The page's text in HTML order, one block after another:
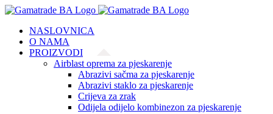
Skip
contentNASLOVNICA
O NAMA
PROIZVODI
Airblast oprema za pjeskarenje
Abrazivi sačma za pjeskarenje
Abrazivi staklo za pjeskarenje
Crijeva za zrak
Odijela odijelo kombinezon za pjeskarenje